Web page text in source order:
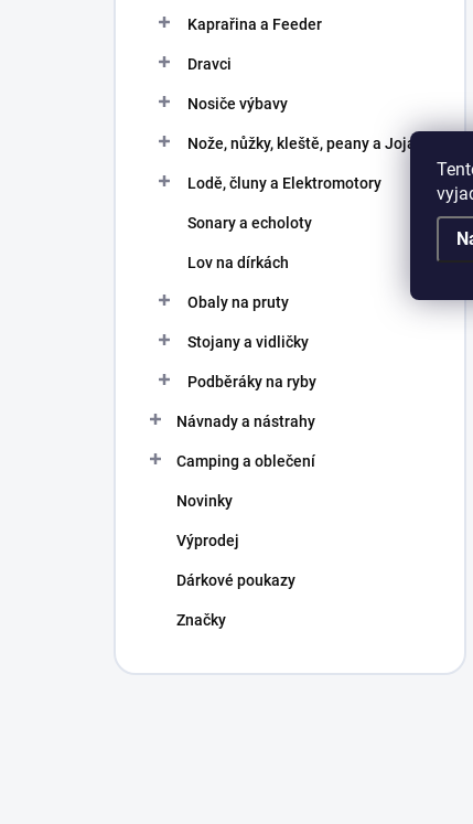
Kaprařina a Feeder
Dravci
Nosiče výbavy
Nože, nůžky, kleště, peany a Joja
Lodě, čluny a Elektromotory
Sonary a echoloty
Lov na dírkách
Obaly na pruty
Stojany a vidličky
Podběráky na ryby
Návnady a nástrahy
Camping a oblečení
Novinky
Výprodej
Dárkové poukazy
Značky